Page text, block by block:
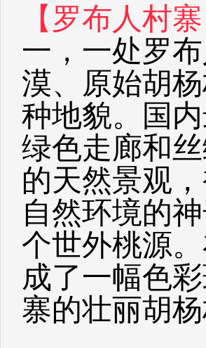
【罗布人村寨
一，一处罗
漠、原始胡
种地貌。国
绿色走廊和
的天然景观
自然环境的
个世外桃源
成了一幅色
寨的壮丽胡